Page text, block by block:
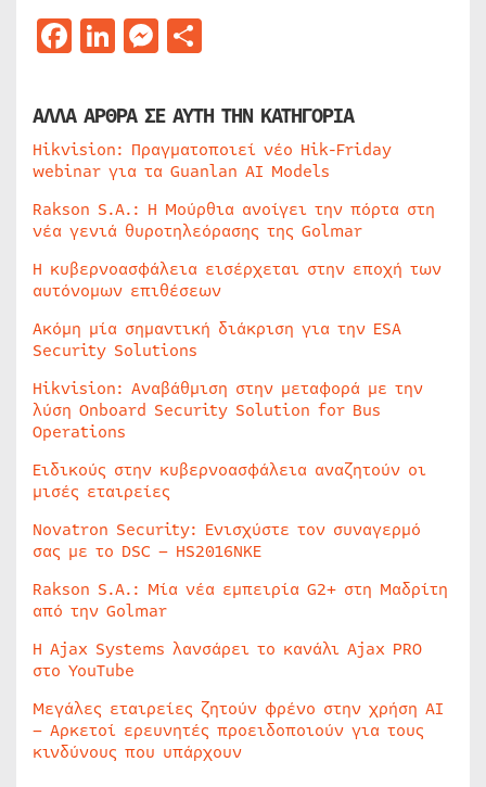
Facebook
LinkedIn
Messenger
ΑΛΛΑ ΑΡΘΡΑ ΣΕ ΑΥΤΗ ΤΗΝ ΚΑΤΗΓΟΡΙΑ
Hikvision: Πραγματοποιεί νέο Hik-Friday
webinar για τα Guanlan AI Models
Rakson S.A.: Η Μούρθια ανοίγει την πόρτα στη
νέα γενιά θυροτηλεόρασης της Golmar
Η κυβερνοασφάλεια εισέρχεται στην εποχή των
αυτόνομων επιθέσεων
Ακόμη μία σημαντική διάκριση για την ESA
Security Solutions
Hikvision: Αναβάθμιση στην μεταφορά με την
λύση Onboard Security Solution for Bus
Operations
Ειδικούς στην κυβερνοασφάλεια αναζητούν οι
μισές εταιρείες
Novatron Security: Ενισχύστε τον συναγερμό
σας με το DSC – HS2016NKE
Rakson S.A.: Μία νέα εμπειρία G2+ στη Μαδρίτη
από την Golmar
Η Ajax Systems λανσάρει το κανάλι Ajax PRO
στο YouTube
Μεγάλες εταιρείες ζητούν φρένο στην χρήση AI
– Αρκετοί ερευνητές προειδοποιούν για τους
κινδύνους που υπάρχουν